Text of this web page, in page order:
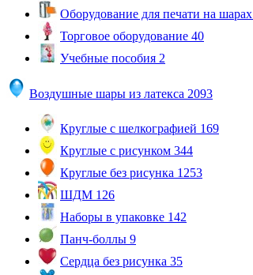
Оборудование для печати на шарах
Торговое оборудование 40
Учебные пособия 2
Воздушные шары из латекса 2093
Круглые с шелкографией 169
Круглые с рисунком 344
Круглые без рисунка 1253
ШДМ 126
Наборы в упаковке 142
Панч-боллы 9
Сердца без рисунка 35